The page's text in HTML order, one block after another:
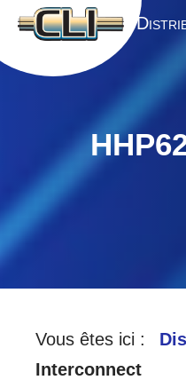
A CCUEIL D
Vous êtes ici :
Interconnect